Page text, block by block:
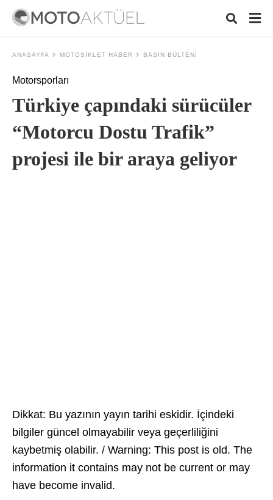
ANASAYFA MOTOSIKLET HABER BASIN BÜLTENI
Motorsporları
Türkiye çapındaki sürücüler
“Motorcu Dostu Trafik”
projesi ile bir araya geliyor
Dikkat: Bu yazının yayın tarihi eskidir. İçindeki
bilgiler güncel olmayabilir veya geçerliliğini
kaybetmiş olabilir. / Warning: This post is old. The
information it contains may not be current or may
have become invalid.